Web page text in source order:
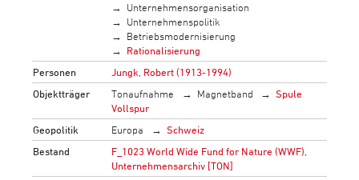
Unternehmensorganisation
Unternehmenspolitik
Betriebsmodernisierung
Rationalisierung
Personen
Jungk, Robert (1913-1994)
Objektträger
Tonaufnahme Magnetband
Spule
Vollspur
Geopolitik
Europa
Schweiz
Bestand
F_1023 World Wide Fund for Nature (WWF),
Unternehmensarchiv [TON]